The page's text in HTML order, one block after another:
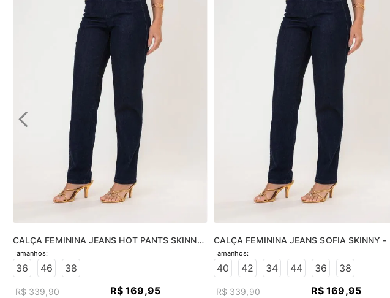
CALÇA FEMININA JEANS HOT PANTS SKINNY
- JEANS ESCURO
36 46 38
R$ 339,90 R$ 169,95
CALÇA FEMININA JEANS SOFIA SKINNY -
JEANS ESCURO
40 42 34 44 36 38
R$ 339,90 R$ 169,95